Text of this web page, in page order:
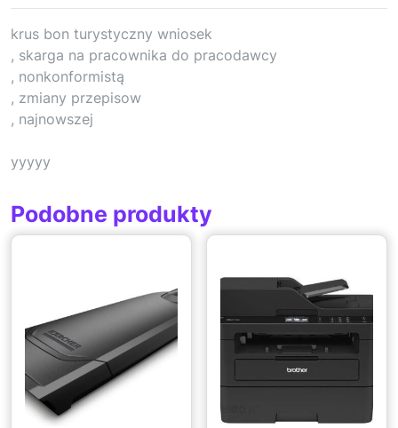
krus bon turystyczny wniosek
, skarga na pracownika do pracodawcy
, nonkonformistą
, zmiany przepisow
, najnowszej
yyyyy
Podobne produkty